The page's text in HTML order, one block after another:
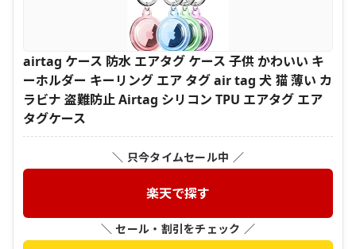
airtag ケース 防水 エアタグ ケース 子供 かわいい キ
ーホルダー キーリング エア タグ air tag 犬 猫 薄い カ
ラビナ 盗難防止 Airtag シリコン TPU エアタグ エア
タグケース
＼ 只今タイムセール中 ／
楽天で探す
＼ セール・割引をチェック ／